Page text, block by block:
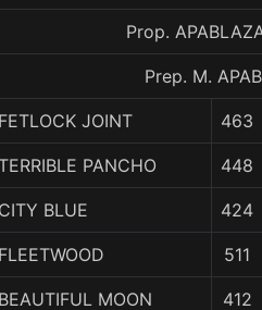
Prop.
Prep. M.
FETLOCK JOINT 463
PANCHO 448
CITY BLUE 424
FLEETWOOD 511
BEAUTIFUL MOON 412